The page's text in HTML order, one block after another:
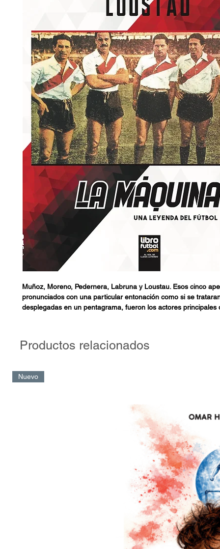
Muñoz, Moreno, Pedernera, Labruna y Loustau. Esos cinco
pronunciados con una particular entonación como si se
desplegadas en un pentagrama, fueron los actores principales
fueron transmitidas de generación en generación en un
habilidad de Muñoz y Loustau o los goles de Labruna.
Existió en un tiempo que gambeteó a la comodidad de
descubrir la magnitud de su obra obliga a recorrer
diarios y revistas que ayuden a comprender con exactitud su
Este libro persigue justamente la meta de analizar a La
pieza, partido por partido. Desde su revolucionaria irrupción
despedida cinco años después. Un ciclo que comprende
forjadas por futbolistas excepcionales que aportaron lecciones
“Me resulta chocante cuando hablan de La Máquina
Moreno, Pedernera, Labruna y Loustau. La Máquina fuimos
alguna vez Pedernera. Por esa razón, a través de estas
Productos relacionados
Nuevo